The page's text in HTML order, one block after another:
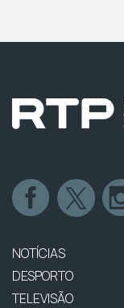
NOTÍCIAS
DESPORTO
TELEVISÃO